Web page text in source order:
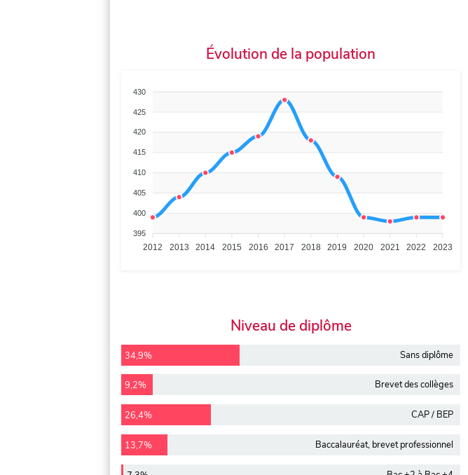
Évolution de la population
430
425
420
415
410
405
400
395
2012 2013 2014 2015 2016 2017 2018 2019 2020 2021 2022 2023
Niveau de diplôme
34,9% Sans diplôme
9,2% Brevet des collèges
26,4% CAP / BEP
13,7% Baccalauréat, brevet professionnel